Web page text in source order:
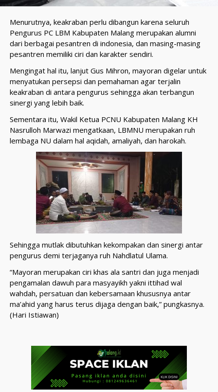
Menurutnya, keakraban perlu dibangun karena seluruh
Pengurus PC LBM Kabupaten Malang merupakan alumni
dari berbagai pesantren di indonesia, dan masing-masing
pesantren memiliki ciri dan karakter sendiri.
Mengingat hal itu, lanjut Gus Mihron, mayoran digelar untuk
menyatukan persepsi dan pemahaman agar terjalin
keakraban di antara pengurus sehingga akan terbangun
sinergi yang lebih baik.
Sementara itu, Wakil Ketua PCNU Kabupaten Malang KH
Nasrulloh Marwazi mengatkaan, LBMNU merupakan ruh
lembaga NU dalam hal aqidah, amaliyah, dan harokah.
Sehingga mutlak dibutuhkan kekompakan dan sinergi antar
pengurus demi terjaganya ruh Nahdlatul Ulama.
“Mayoran merupakan ciri khas ala santri dan juga menjadi
pengamalan dawuh para masyayikh yakni ittihad wal
wahdah, persatuan dan kebersamaan khususnya antar
ma’ahid yang harus terus dijaga dengan baik,” pungkasnya.
(Hari Istiawan)